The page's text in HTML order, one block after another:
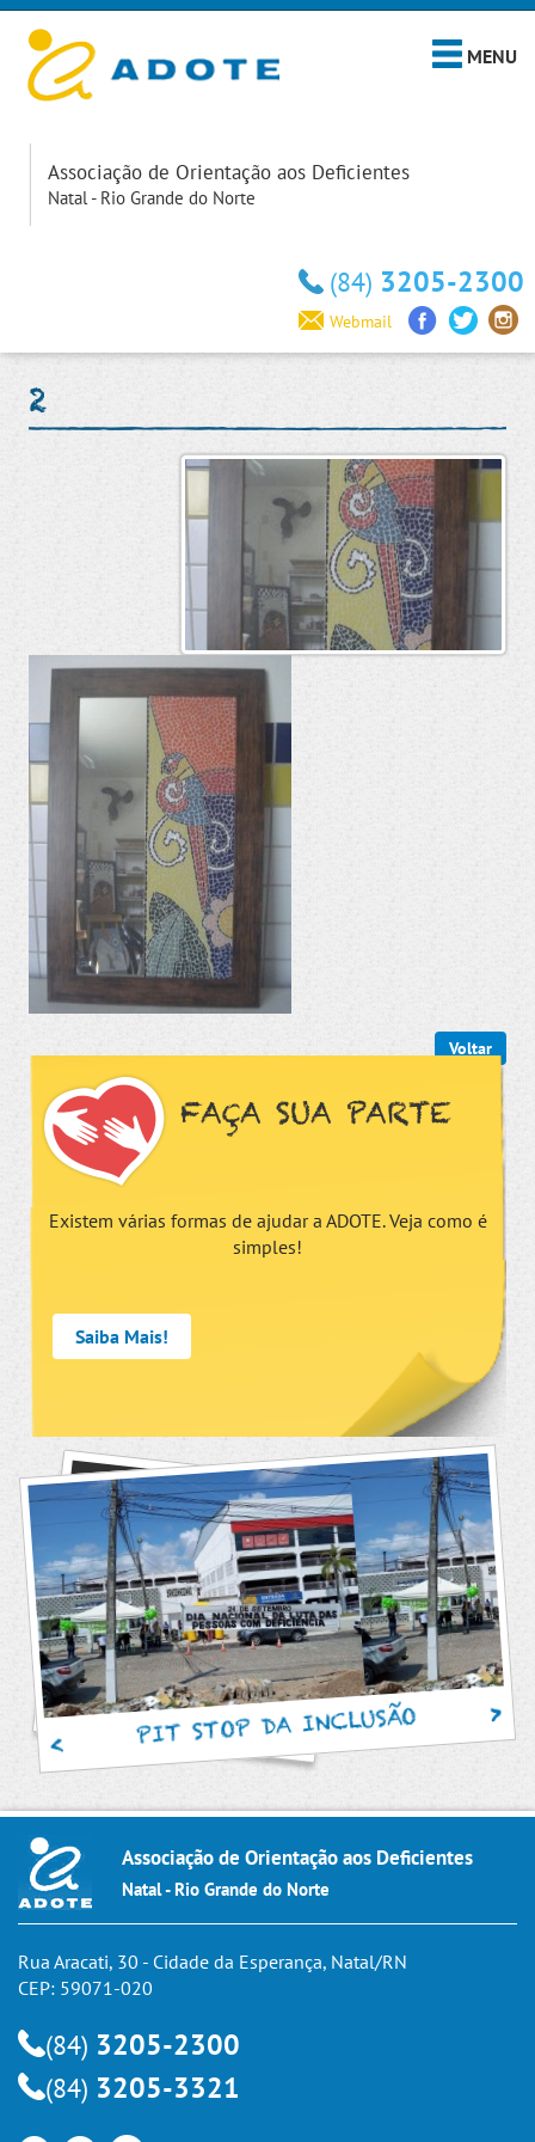
MENU
Associação de Orientação aos Deficientes
Natal - Rio Grande do Norte
(84) 3205-2300
Webmail
2
Voltar
FAÇA SUA PARTE
Existem várias formas de ajudar a ADOTE. Veja como é
simples!
Saiba Mais!
PIT STOP DA INCLUSÃO
Associação de Orientação aos Deficientes
Natal - Rio Grande do Norte
Rua Aracati, 30 - Cidade da Esperança, Natal/RN
CEP: 59071-020
(84) 3205-2300
(84) 3205-3321